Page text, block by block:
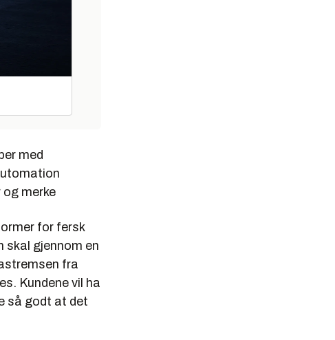
med
merke
for fersk
skal gjennom en
fra
Kundene vil ha
så godt at det